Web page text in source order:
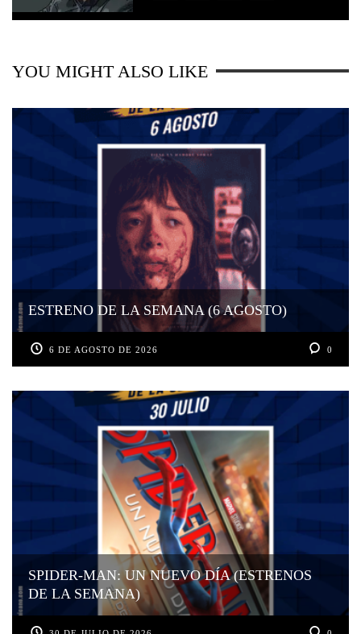
YOU MIGHT ALSO LIKE
ESTRENO DE LA SEMANA (6 AGOSTO)
6 DE AGOSTO DE 2026 0
SPIDER-MAN: UN NUEVO DÍA (ESTRENOS
DE LA SEMANA)